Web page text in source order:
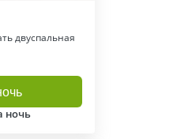
двуспальная
ночь